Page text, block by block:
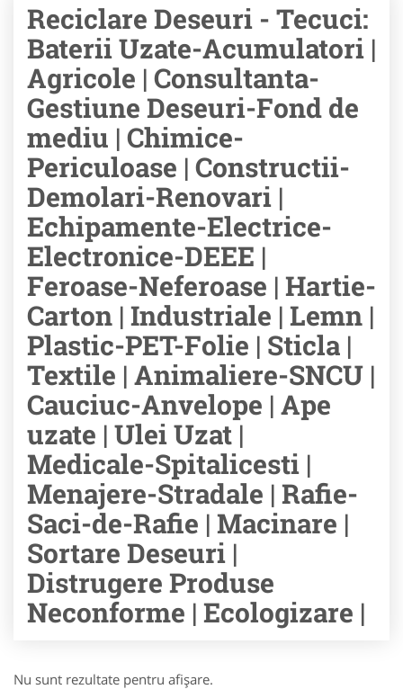
Reciclare Deseuri - Tecuci:
Baterii Uzate-Acumulatori |
Agricole | Consultanta-
Gestiune Deseuri-Fond de
mediu | Chimice-
Periculoase | Constructii-
Demolari-Renovari |
Echipamente-Electrice-
Electronice-DEEE |
Feroase-Neferoase | Hartie-
Carton | Industriale | Lemn |
Plastic-PET-Folie | Sticla |
Textile | Animaliere-SNCU |
Cauciuc-Anvelope | Ape
uzate | Ulei Uzat |
Medicale-Spitalicesti |
Menajere-Stradale | Rafie-
Saci-de-Rafie | Macinare |
Sortare Deseuri |
Distrugere Produse
Neconforme | Ecologizare |
Nu sunt rezultate pentru afişare.